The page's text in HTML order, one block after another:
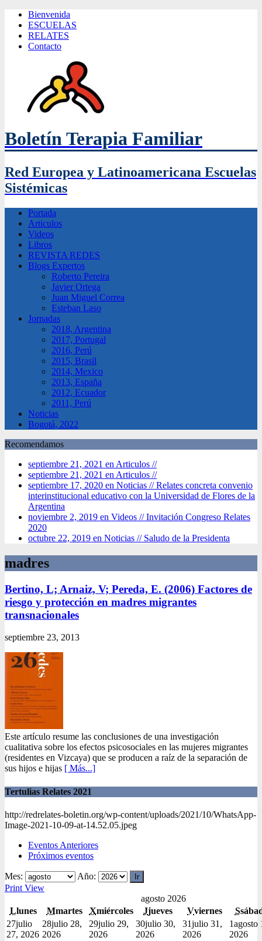
Bienvenida
ESCUELAS
RELATES
Contacto
Boletín Terapia Familiar
Red Europea y Latinoamericana Escuelas
Sistémicas
Portada
Articulos
Videos
Libros
REVISTA REDES
Blogs Expertos
Roberto Pereira
Javier Ortega
Juan Miguel Correa
Esteban Laso
Jornadas
2018, Argentina
2017, Portugal
2016, Perú
2015, Brasil
2014, Mexico
2013, España
2012, Ecuador
2011, Perú
Noticias
Bogotá, 2022
Recomendamos
septiembre 21, 2021 en Articulos //
septiembre 21, 2021 en Articulos //
septiembre 17, 2020 en Noticias //Relates concreta convenio
interinstitucional educativo con la Universidad de Flores de la
Argentina
noviembre 2, 2019 en Videos //Invitación Congreso Relates
2020
octubre 22, 2019 en Noticias // Saludo de la Presidenta
madres
Bertino, L; Arnaiz, V; Pereda, E. (2006) Factores de
riesgo y protección en madres migrantes
transnacionales
septiembre 23, 2013
Este artículo resume las conclusiones de una investigación
cualitativa sobre los efectos psicosociales en las mujeres migrantes
(residentes en Vizcaya) que se producen a raíz de la separación de
sus hijos e hijas [ Más...]
Tertulias Relates 2021
http://redrelates-boletin.org/wp-content/uploads/2021/10/WhatsApp-
Image-2021-10-09-at-14.52.05.jpeg
Eventos Anteriores
Próximos eventos
Mes:
Año:
Print View
agosto 2026
Llunes Mmartes Xmiércoles Jjueves Vviernes S
27julio
27, 2026
28julio 28,
2026
29julio 29,
2026
30julio 30,
2026
31julio 31,
2026
1agosto
2026